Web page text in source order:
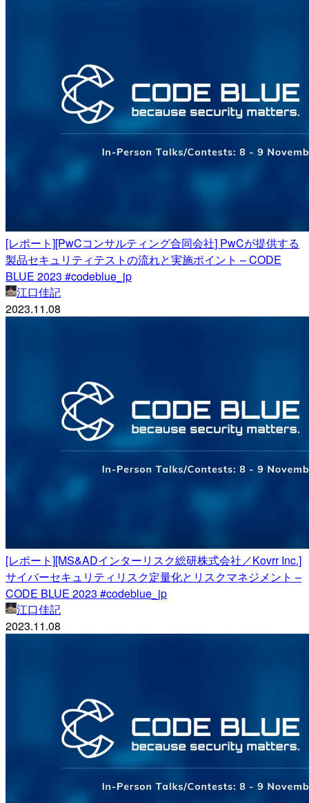
[レポート][PwCコンサルティング合同会社] PwCが提供する
製品セキュリティテストの流れと実施ポイント – CODE
BLUE 2023 #codeblue_jp
江口佳記
2023.11.08
[レポート][MS&ADインターリスク総研株式会社／Kovrr Inc.]
サイバーセキュリティリスク定量化とリスクマネジメント –
CODE BLUE 2023 #codeblue_jp
江口佳記
2023.11.08